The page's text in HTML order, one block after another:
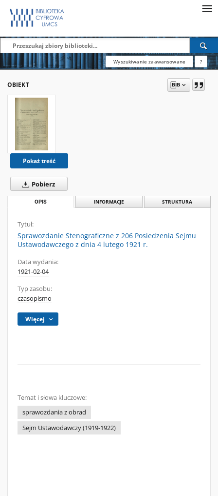
Wyszukiwanie zaawansowane ?
OBIEKT
Pokaż treść
Pobierz
OPIS INFORMACJE STRUKTURA
Tytuł:
Sprawozdanie Stenograficzne z 206 Posiedzenia Sejmu
Ustawodawczego z dnia 4 lutego 1921 r.
Data wydania:
1921-02-04
Typ zasobu:
czasopismo
Więcej
Temat i słowa kluczowe:
sprawozdania z obrad
Sejm Ustawodawczy (1919-1922)